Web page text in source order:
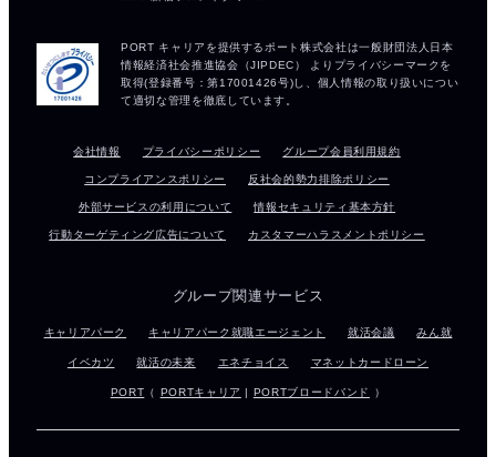
会社情報 プライバシーポリシー グループ会員利用規約
コンプライアンスポリシー 反社会的勢力排除ポリシー
外部サービスの利用について 情報セキュリティ基本方針
行動ターゲティング広告について カスタマーハラスメントポリシー